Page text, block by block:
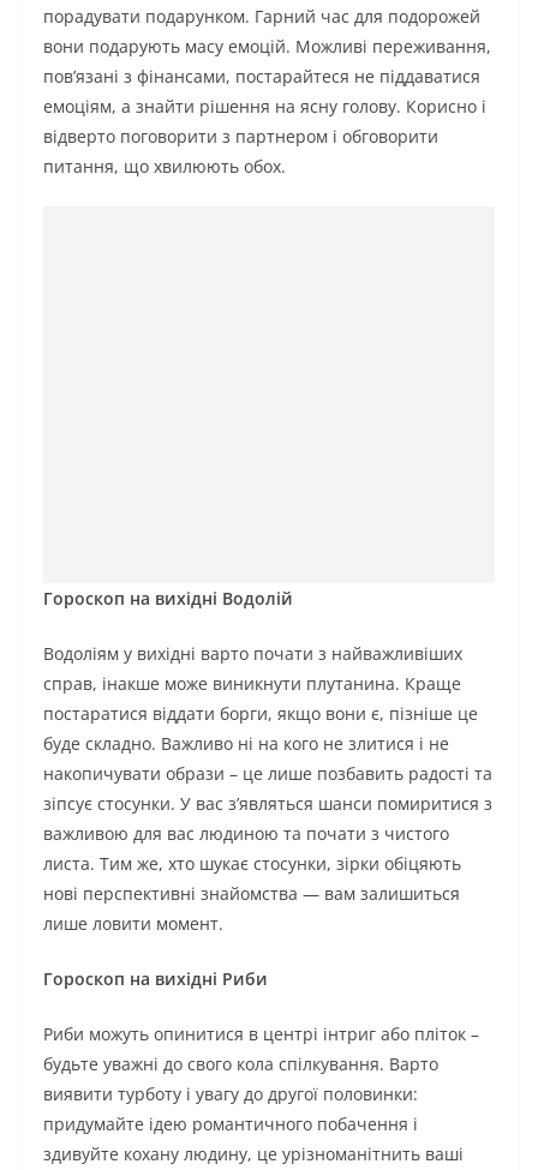
порадувати подарунком. Гарний час для подорожей
вони подарують масу емоцій. Можливі переживання,
пов’язані з фінансами, постарайтеся не піддаватися
емоціям, а знайти рішення на ясну голову. Корисно і
відверто поговорити з партнером і обговорити
питання, що хвилюють обох.
Гороскоп на вихідні Водолій
Водоліям у вихідні варто почати з найважливіших
справ, інакше може виникнути плутанина. Краще
постаратися віддати борги, якщо вони є, пізніше це
буде складно. Важливо ні на кого не злитися і не
накопичувати образи – це лише позбавить радості та
зіпсує стосунки. У вас з’являться шанси помиритися з
важливою для вас людиною та почати з чистого
листа. Тим же, хто шукає стосунки, зірки обіцяють
нові перспективні знайомства — вам залишиться
лише ловити момент.
Гороскоп на вихідні Риби
Риби можуть опинитися в центрі інтриг або пліток –
будьте уважні до свого кола спілкування. Варто
виявити турботу і увагу до другої половинки:
придумайте ідею романтичного побачення і
здивуйте кохану людину, це урізноманітнить ваші